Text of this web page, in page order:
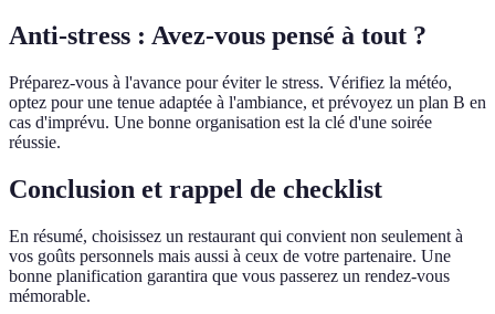
Anti-stress : Avez-vous pensé à tout ?
Préparez-vous à l'avance pour éviter le stress. Vérifiez la météo,
optez pour une tenue adaptée à l'ambiance, et prévoyez un plan B en
cas d'imprévu. Une bonne organisation est la clé d'une soirée
réussie.
Conclusion et rappel de checklist
En résumé, choisissez un restaurant qui convient non seulement à
vos goûts personnels mais aussi à ceux de votre partenaire. Une
bonne planification garantira que vous passerez un rendez-vous
mémorable.